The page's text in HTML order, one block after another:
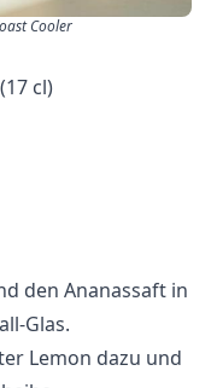
Cooler
cl)
den Ananassaft in
Glas.
Lemon dazu und